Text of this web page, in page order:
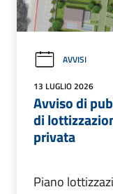
AVVISI
13 LUGLIO 2026
Avviso di
di
privata
Piano